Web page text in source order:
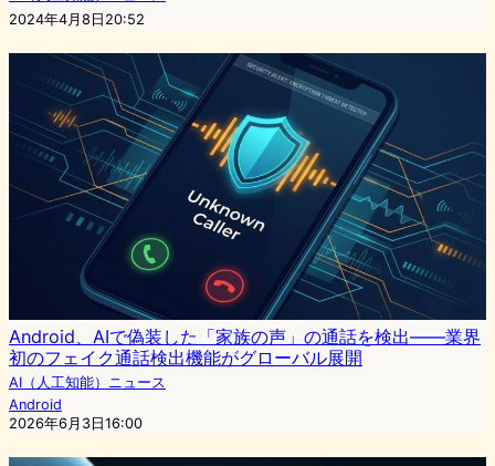
2024年4月8日20:52
Android、AIで偽装した「家族の声」の通話を検出――業界
初のフェイク通話検出機能がグローバル展開
AI（人工知能）ニュース
Android
2026年6月3日16:00